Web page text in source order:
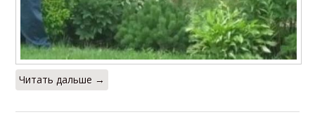
Читать дальше →